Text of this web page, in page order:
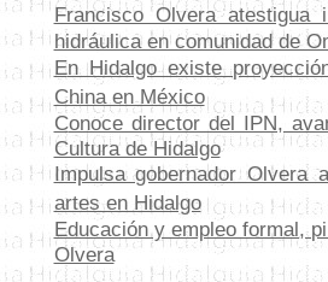
Francisco Olvera
hidráulica en comunidad de
En Hidalgo existe
China en México
Conoce director del IPN,
Cultura de Hidalgo
Impulsa gobernador
artes en Hidalgo
Educación y empleo formal,
Olvera